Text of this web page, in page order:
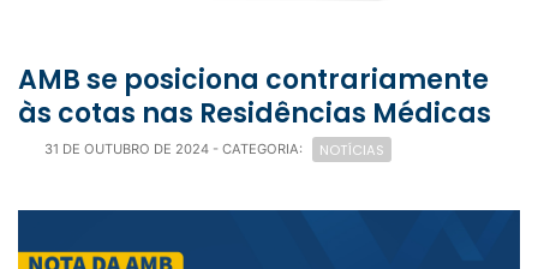
AMB se posiciona contrariamente
às cotas nas Residências Médicas
31 DE OUTUBRO DE 2024 - CATEGORIA: NOTÍCIAS